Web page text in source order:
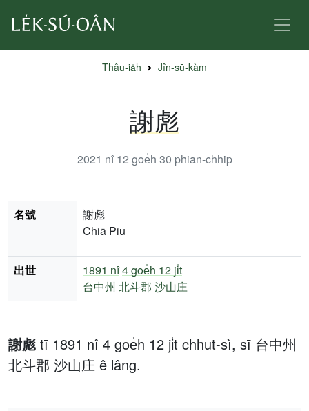
Thâu-ia̍h Jîn-sū-kàm
謝彪
2021 nî 12 goe̍h 30 phian-chhip
謝彪 tī 1891 nî 4 goe̍h 12 ji̍t chhut-sì, sī 台中州
北斗郡 沙山庄 ê lâng.
名號
謝彪
Chiā Piu
出世 1891 nî4 goe̍h 12 ji̍t
台中州 北斗郡 沙山庄